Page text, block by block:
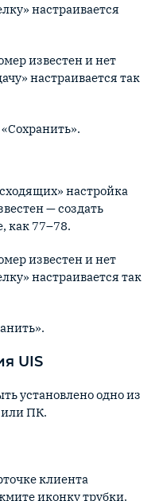
настраивается
известен и нет
настраивается так
настройка
— создать
как 77–78.
известен и нет
настраивается так
UIS
установлено одно из
ПК.
клиента
иконку трубки.